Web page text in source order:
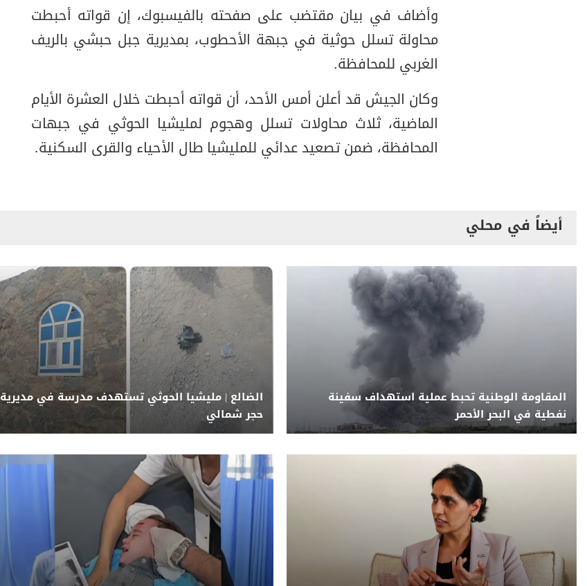
وأضاف في بيان مقتضب على صفحته بالفيسبوك، إن قواته أحبطت
محاولة تسلل حوثية في جبهة الأحطوب، بمديرية جبل حبشي بالريف
الغربي للمحافظة.
وكان الجيش قد أعلن أمس الأحد، أن قواته أحبطت خلال العشرة الأيام
الماضية، ثلاث محاولات تسلل وهجوم لمليشيا الحوثي في جبهات
المحافظة، ضمن تصعيد عدائي للمليشيا طال الأحياء والقرى السكنية.
أيضاً في محلي
المقاومة الوطنية تحبط عملية استهداف سفينة
نفطية في البحر الأحمر
الضالع | مليشيا الحوثي تستهدف مدرسة في مديرية
حجر شمالي